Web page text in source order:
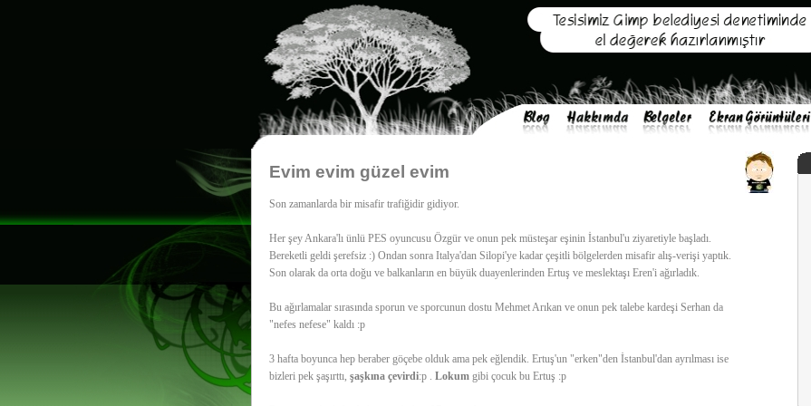
Evim evim güzel evim
Son zamanlarda bir misafir trafiğidir gidiyor.
Her şey Ankara'lı ünlü PES oyuncusu Özgür ve onun pek müsteşar eşinin İstanbul'u ziyaretiyle başladı.
Bereketli geldi şerefsiz :) Ondan sonra Italya'dan Silopi'ye kadar çeşitli bölgelerden misafir alış-verişi yaptık.
Son olarak da orta doğu ve balkanların en büyük duayenlerinden Ertuş ve meslektaşı Eren'i ağırladık.
Bu ağırlamalar sırasında sporun ve sporcunun dostu Mehmet Arıkan ve onun pek talebe kardeşi Serhan da
"nefes nefese" kaldı :p
3 hafta boyunca hep beraber göçebe olduk ama pek eğlendik. Ertuş'un "erken"den İstanbul'dan ayrılması ise
bizleri pek şaşırttı, şaşkına çevirdi:p . Lokumgibi çocuk bu Ertuş :p